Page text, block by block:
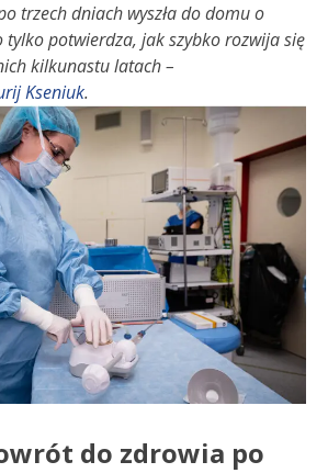
trzech dniach wyszła do domu o
tylko potwierdza, jak szybko rozwija się
kilkunastu latach–
Kseniuk.
do zdrowia po